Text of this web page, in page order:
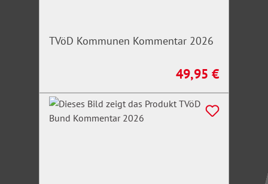
TVöD Kommunen Kommentar 2026
Regulärer Preis:
49,95 €